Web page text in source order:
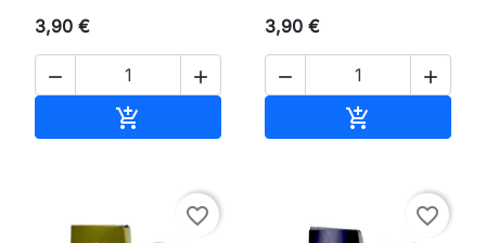
3,90 €
 

3,90 €
 

favorite_border favorite_border